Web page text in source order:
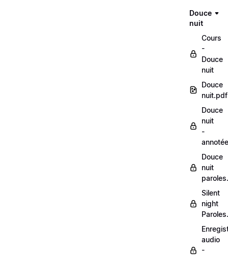
Douce
nuit
Cours
-
Douce
nuit
Douce
nuit.pdf
Douce
nuit
-
Douce
nuit
Silent
night
audio
-